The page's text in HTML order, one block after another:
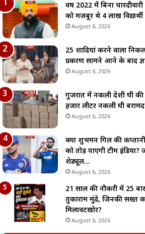
वर्ष 2022 में बिना
को मजबूर थे 4 लाख विद्यार्थी
August 6, 2026
25 शादियां करने वाला
प्रकरण सामने आने के बाद
August 6, 2026
गुजरात में नकली देशी घी की
हजार लीटर नकली घी बरामद
August 6, 2026
क्या शुभमन गिल की
को तोड़ पाएगी टीम
शेड्यूल…
August 6, 2026
21 साल की नौकरी में 25
तुकाराम मुंढे, जिनकी सख्त
मिलावटखोर?
August 6, 2026